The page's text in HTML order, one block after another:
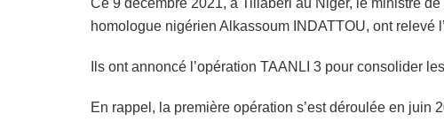
homologue nigérien Alkassoum INDATTOU, ont relevé
Ils ont annoncé l’opération TAANLI 3 pour consolider
En rappel, la première opération s’est déroulée en juin